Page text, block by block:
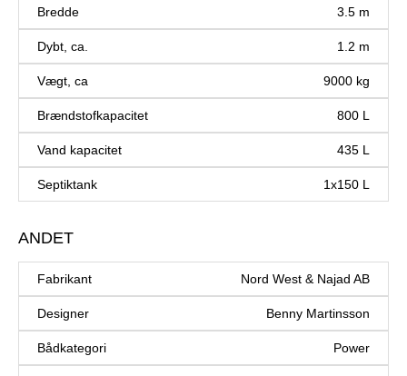
Bredde 3.5 m
Dybt, ca. 1.2 m
Vægt, ca 9000 kg
Brændstofkapacitet 800 L
Vand kapacitet 435 L
Septiktank 1x150 L
ANDET
Fabrikant Nord West & Najad AB
Designer Benny Martinsson
Bådkategori Power